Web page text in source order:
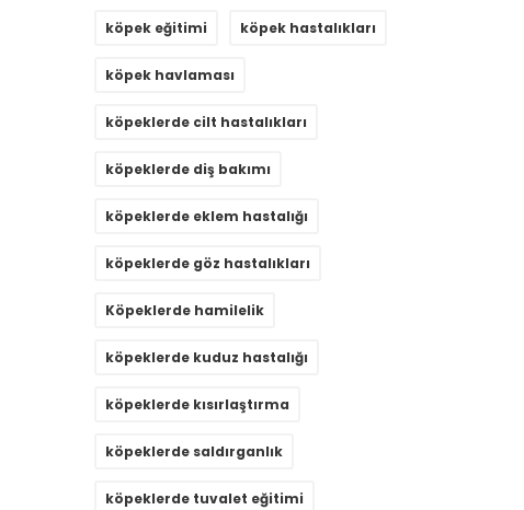
köpek eğitimi köpek hastalıkları
köpek havlaması
köpeklerde cilt hastalıkları
köpeklerde diş bakımı
köpeklerde eklem hastalığı
köpeklerde göz hastalıkları
Köpeklerde hamilelik
köpeklerde kuduz hastalığı
köpeklerde kısırlaştırma
köpeklerde saldırganlık
köpeklerde tuvalet eğitimi